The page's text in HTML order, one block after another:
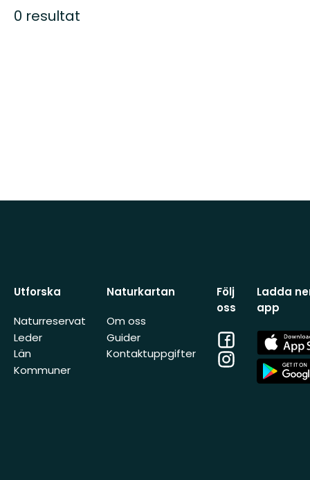
0 resultat
Utforska
Naturreservat
Leder
Län
Kommuner
Naturkartan
Om oss
Guider
Kontaktuppgifter
Följ
oss
Facebook
Instagram
Ladda
app
App
Store
App
Store